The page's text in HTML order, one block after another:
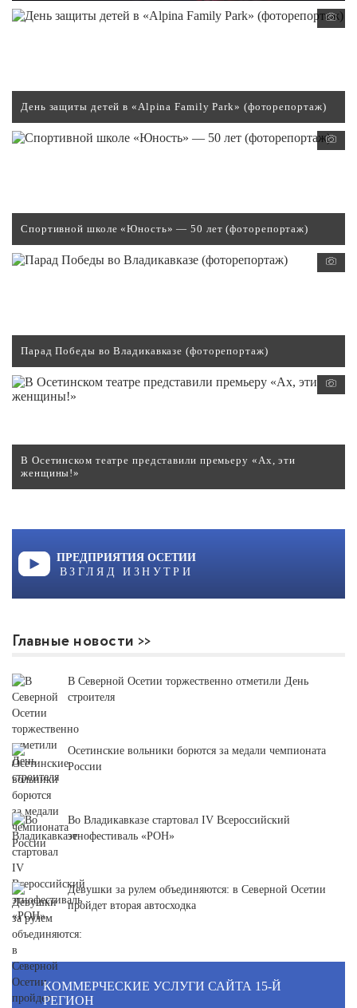
День защиты детей в «Alpina Family Park» (фоторепортаж)
Спортивной школе «Юность» — 50 лет (фоторепортаж)
Парад Победы во Владикавказе (фоторепортаж)
В Осетинском театре представили премьеру «Ах, эти
женщины!»
ПРЕДПРИЯТИЯ ОСЕТИИ
ВЗГЛЯД ИЗНУТРИ
Главные новости
В Северной Осетии торжественно отметили День
строителя
Осетинские вольники борются за медали чемпионата
России
Во Владикавказе стартовал IV Всероссийский
этнофестиваль «РОН»
Девушки за рулем объединяются: в Северной Осетии
пройдет вторая автосходка
КОММЕРЧЕСКИЕ УСЛУГИ САЙТА 15-Й
РЕГИОН